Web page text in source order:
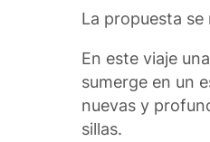
La propuesta se
En este viaje
sumerge en un
nuevas y
sillas.